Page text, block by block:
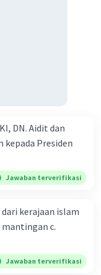
DN. Aidit dan
Presiden
Jawaban terverifikasi
kerajaan islam
Jawaban terverifikasi